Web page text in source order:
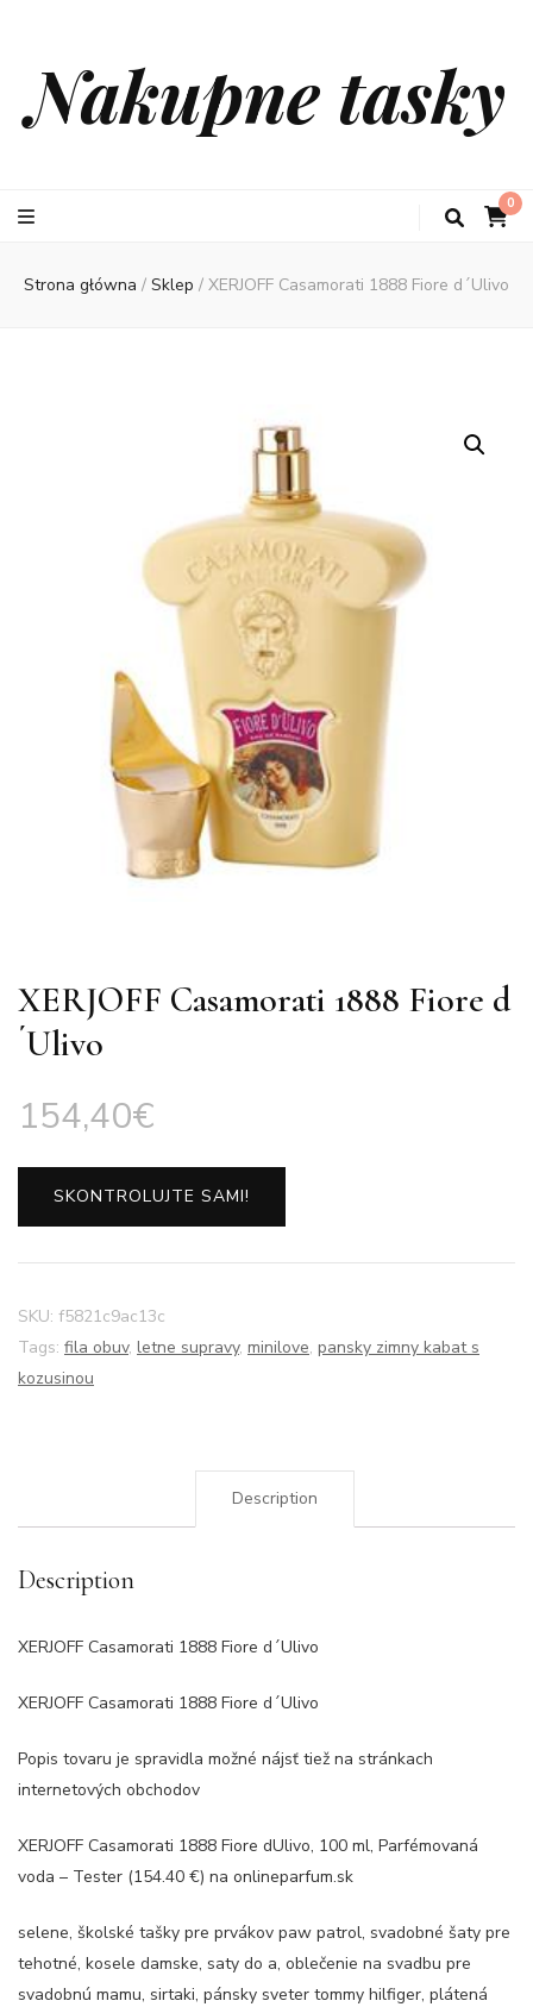
Nakupne tasky
0
Strona główna / Sklep / XERJOFF Casamorati 1888 Fiore d´Ulivo
XERJOFF Casamorati 1888 Fiore d
´Ulivo
154,40€
SKONTROLUJTE SAMI!
SKU: f5821c9ac13c
Tags: fila obuv, letne supravy, minilove, pansky zimny kabat s
kozusinou
Description
Description
XERJOFF Casamorati 1888 Fiore d´Ulivo
XERJOFF Casamorati 1888 Fiore d´Ulivo
Popis tovaru je spravidla možné nájsť tiež na stránkach
internetových obchodov
XERJOFF Casamorati 1888 Fiore dUlivo, 100 ml, Parfémovaná
voda – Tester (154.40 €) na onlineparfum.sk
selene, školské tašky pre prvákov paw patrol, svadobné šaty pre
tehotné, kosele damske, saty do a, oblečenie na svadbu pre
svadobnú mamu, sirtaki, pánsky sveter tommy hilfiger, plátená